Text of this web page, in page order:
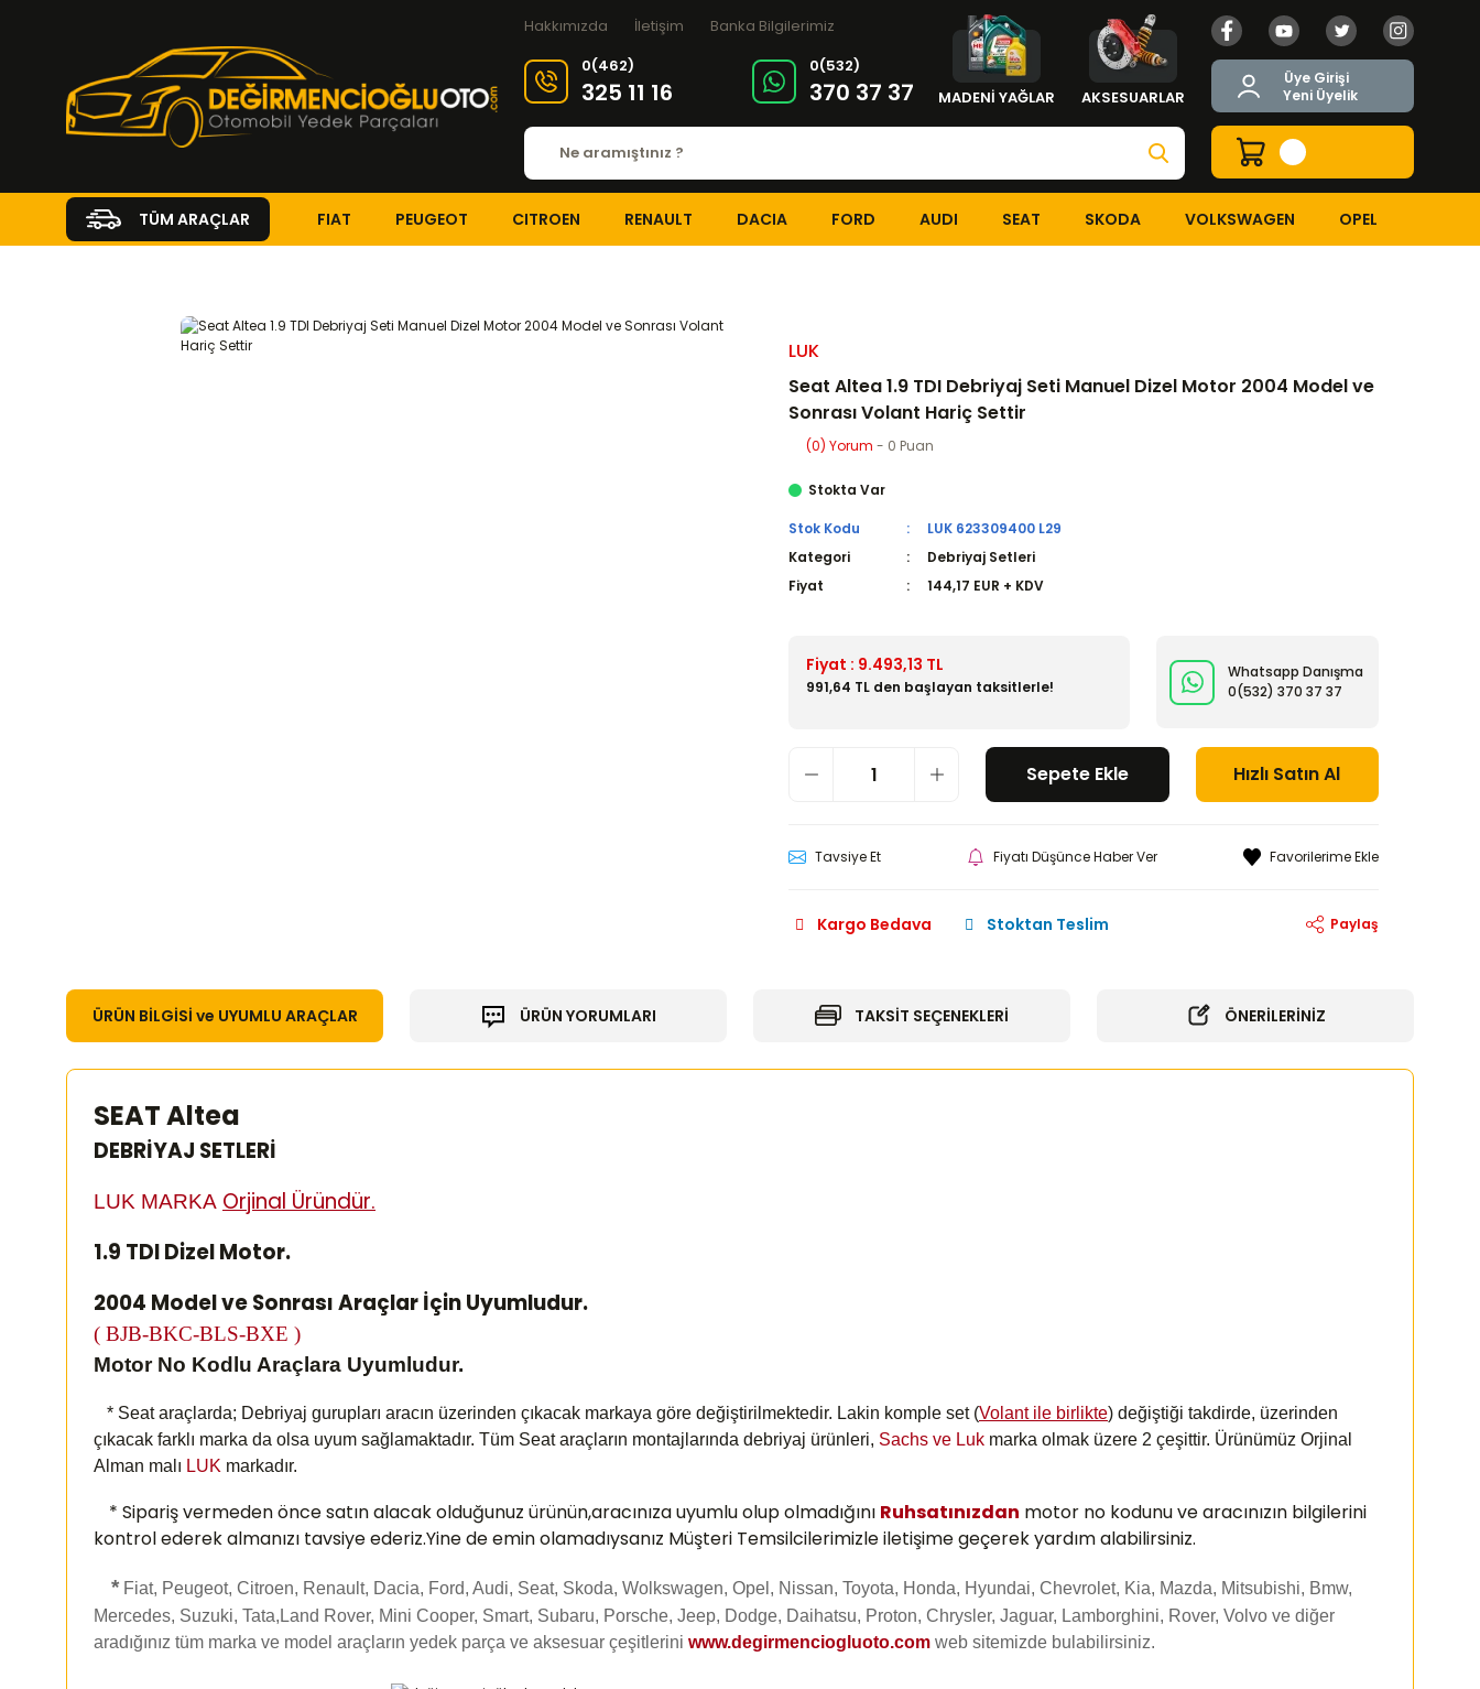
Hakkımızda İletişim
Banka Bilgilerimiz
0(462)
325 11 16
0(532)
370 37 37 MADENİ YAĞLAR AKSESUARLAR
Üye Girişi
Yeni Üyelik
TÜM ARAÇLAR FIAT PEUGEOT CITROEN RENAULT DACIA FORD AUDI SEAT SKODA VOLKSWAGEN OPEL
LUK
Seat Altea 1.9 TDI Debriyaj Seti Manuel Dizel Motor 2004 Model ve
Sonrası Volant Hariç Settir
(0) Yorum - 0 Puan
Stokta Var
Stok Kodu
LUK 623309400 L29
Kategori
Debriyaj Setleri
Fiyat
144,17 EUR + KDV
Fiyat : 9.493,13 TL
991,64 TL den başlayan taksitlerle!
Whatsapp Danışma
0(532) 370 37 37
Sepete Ekle Hızlı Satın Al
Tavsiye Et Fiyatı Düşünce Haber Ver
Kargo Bedava Stoktan Teslim Paylaş
ÜRÜN BİLGİSİ ve UYUMLU ARAÇLAR ÜRÜN YORUMLARI TAKSİT SEÇENEKLERİ ÖNERİLERİNİZ
SEAT Altea
DEBRİYAJ SETLERİ
LUK MARKA Orjinal Üründür.
1.9 TDI Dizel Motor.
2004 Model ve Sonrası Araçlar İçin Uyumludur.
( BJB-BKC-BLS-BXE )
Motor No Kodlu Araçlara Uyumludur.
* Seat araçlarda; Debriyaj gurupları aracın üzerinden çıkacak markaya göre değiştirilmektedir. Lakin komple set (Volant ile birlikte) değiştiği takdirde, üzerinden
çıkacak farklı marka da olsa uyum sağlamaktadır. Tüm Seat araçların montajlarında debriyaj ürünleri, Sachs ve Luk marka olmak üzere 2 çeşittir. Ürünümüz Orjinal
Alman malı LUK markadır.
* Sipariş vermeden önce satın alacak olduğunuz ürünün,aracınıza uyumlu olup olmadığını Ruhsatınızdan motor no kodunu ve aracınızın bilgilerini
kontrol ederek almanızı tavsiye ederiz.Yine de emin olamadıysanız Müşteri Temsilcilerimizle iletişime geçerek yardım alabilirsiniz.
* Fiat, Peugeot, Citroen, Renault, Dacia, Ford, Audi, Seat, Skoda, Wolkswagen, Opel, Nissan, Toyota, Honda, Hyundai, Chevrolet, Kia, Mazda, Mitsubishi, Bmw,
Mercedes, Suzuki, Tata,Land Rover, Mini Cooper, Smart, Subaru, Porsche, Jeep, Dodge, Daihatsu, Proton, Chrysler, Jaguar, Lamborghini, Rover, Volvo ve diğer
aradığınız tüm marka ve model araçların yedek parça ve aksesuar çeşitlerini www.degirmenciogluoto.com web sitemizde bulabilirsiniz.